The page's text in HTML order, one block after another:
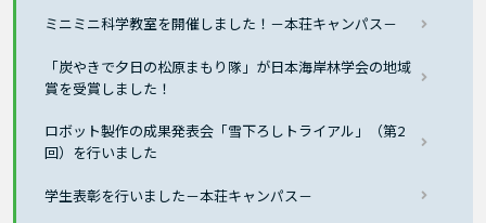
ミニミニ科学教室を開催しました！－本荘キャンパス－
「炭やきで夕日の松原まもり隊」が日本海岸林学会の地域
賞を受賞しました！
ロボット製作の成果発表会「雪下ろしトライアル」（第2
回）を行いました
学生表彰を行いました－本荘キャンパス－